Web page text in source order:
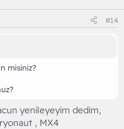
#14
misiniz?
yenileyeyim dedim,
, MX4